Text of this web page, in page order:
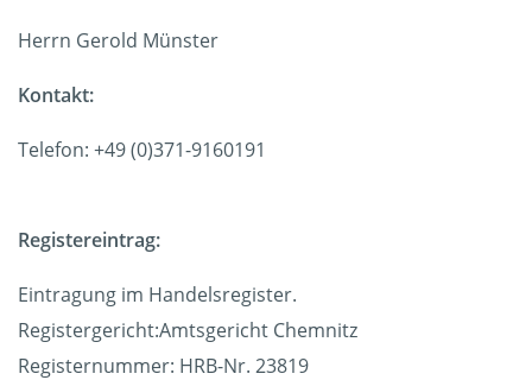
Herrn Gerold Münster
Kontakt:
Telefon: +49 (0)371-9160191
Registereintrag:
Eintragung im Handelsregister.
Registergericht:Amtsgericht Chemnitz
Registernummer: HRB-Nr. 23819